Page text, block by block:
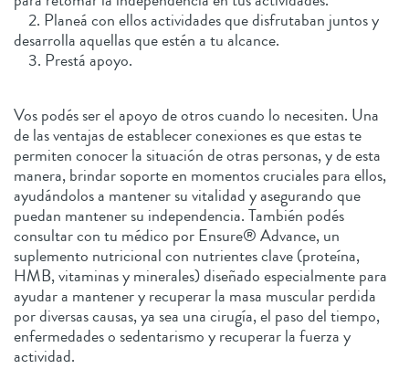
2. Planeá con ellos actividades que disfrutaban juntos y
desarrolla aquellas que estén a tu alcance.
3. Prestá apoyo.
Vos podés ser el apoyo de otros cuando lo necesiten. Una
de las ventajas de establecer conexiones es que estas te
permiten conocer la situación de otras personas, y de esta
manera, brindar soporte en momentos cruciales para ellos,
ayudándolos a mantener su vitalidad y asegurando que
puedan mantener su independencia. También podés
consultar con tu médico por Ensure® Advance, un
suplemento nutricional con nutrientes clave (proteína,
HMB, vitaminas y minerales) diseñado especialmente para
ayudar a mantener y recuperar la masa muscular perdida
por diversas causas, ya sea una cirugía, el paso del tiempo,
enfermedades o sedentarismo y recuperar la fuerza y
actividad.